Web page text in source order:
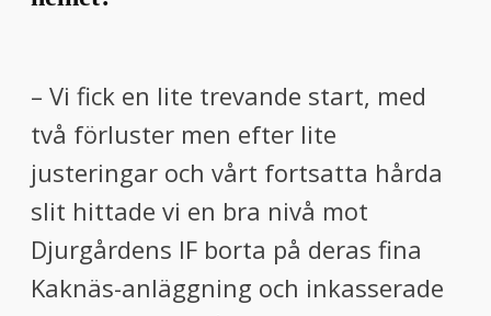
– Vi fick en lite trevande start, med
två förluster men efter lite
justeringar och vårt fortsatta hårda
slit hittade vi en bra nivå mot
Djurgårdens IF borta på deras fina
Kaknäs-anläggning och inkasserade